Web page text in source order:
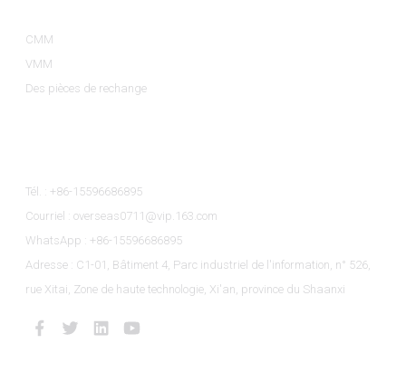
CMM
VMM
Des pièces de rechange
Tél. : +86-15596686895
Courriel : overseas0711@vip.163.com
WhatsApp : +86-15596686895
Adresse : C1-01, Bâtiment 4, Parc industriel de l'information, n° 526,
rue Xitai, Zone de haute technologie, Xi'an, province du Shaanxi